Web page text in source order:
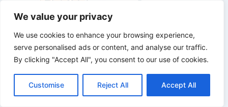
We value your privacy
We use cookies to enhance your browsing experience,
serve personalised ads or content, and analyse our traffic.
By clicking "Accept All", you consent to our use of cookies.
Customise Reject All Accept All
↑ Volver al índice